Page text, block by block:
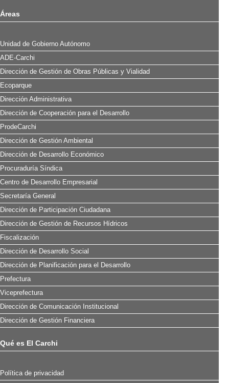
Áreas
Unidad de Gobierno Autónomo
ADE-Carchi
Dirección de Gestión de Obras Públicas y Vialidad
Ecoparque
Dirección Administrativa
Dirección de Cooperación para el Desarrollo
ProdeCarchi
Dirección de Gestión Ambiental
Dirección de Desarrollo Económico
Procuraduría Síndica
Centro de Desarrollo Empresarial
Secretaría General
Dirección de Participación Ciudadana
Dirección de Gestión de Recursos Hídricos
Fiscalización
Dirección de Desarrollo Social
Dirección de Planificación para el Desarrollo
Prefectura
Viceprefectura
Dirección de Comunicación Institucional
Dirección de Gestión Financiera
Qué es El Carchi
Política de privacidad